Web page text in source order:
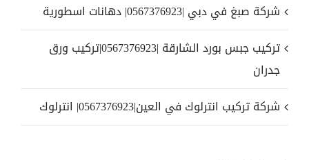
شركة صبغ في دبي |0567376923| دهانات اسطورية
تركيب جبس بورد الشارقة |0567376923|تركيب ورق
جدران
شركة تركيب انترلوك في العين|0567376923| انترلوك